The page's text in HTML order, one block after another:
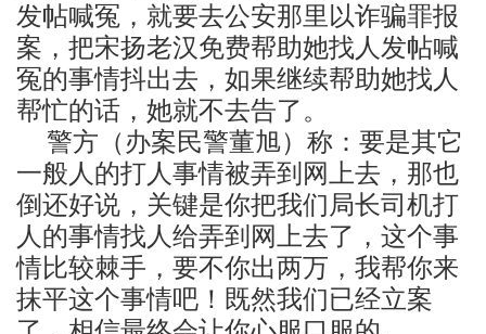
发帖喊冤，就要去公安那里以诈骗罪报
案，把宋扬老汉免费帮助她找人发帖喊
冤的事情抖出去，如果继续帮助她找人
帮忙的话，她就不去告了。
警方（办案民警董旭）称：要是其它
一般人的打人事情被弄到网上去，那也
倒还好说，关键是你把我们局长司机打
人的事情找人给弄到网上去了，这个事
情比较棘手，要不你出两万，我帮你来
抹平这个事情吧！既然我们已经立案